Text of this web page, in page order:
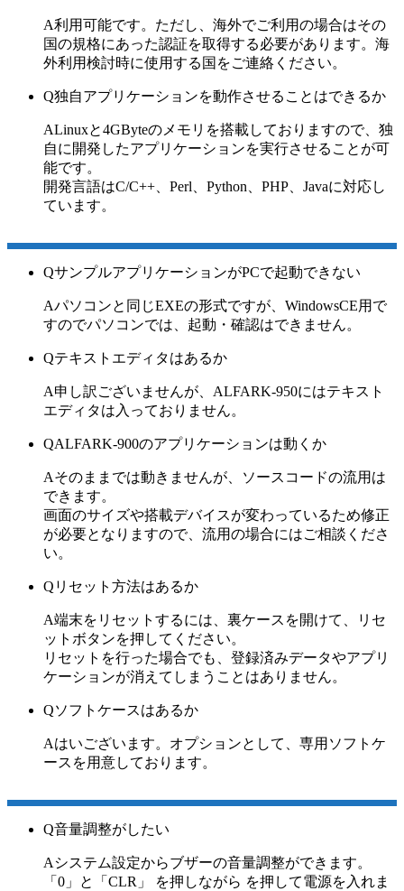
A利用可能です。ただし、海外でご利用の場合はその
国の規格にあった認証を取得する必要があります。海
外利用検討時に使用する国をご連絡ください。
Q独自アプリケーションを動作させることはできるか
ALinuxと4GByteのメモリを搭載しておりますので、独
自に開発したアプリケーションを実行させることが可
能です。
開発言語はC/C++、Perl、Python、PHP、Javaに対応し
ています。
QサンプルアプリケーションがPCで起動できない
Aパソコンと同じEXEの形式ですが、WindowsCE用で
すのでパソコンでは、起動・確認はできません。
Qテキストエディタはあるか
A申し訳ございませんが、 ALFARK-950にはテキスト
エディタは入っておりません。
QALFARK-900のアプリケーションは動くか
Aそのままでは動きませんが、ソースコードの流用は
できます。
画面のサイズや搭載デバイスが変わっているため修正
が必要となりますので、流用の場合にはご相談くださ
い。
Q リセット方法はあるか
A端末をリセットするには、裏ケースを開けて、リセ
ットボタンを押してください。
リセットを行った場合でも、登録済みデータやアプリ
ケーションが消えてしまうことはありません。
Qソフトケースはあるか
Aはいございます。オプションとして、専用ソフトケ
ースを用意しております。
Q音量調整がしたい
A システム設定からブザーの音量調整ができます。
「0」と「CLR」 を押しながら を押して電源を入れま